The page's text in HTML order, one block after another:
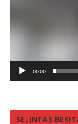
00:00
SELINTAS